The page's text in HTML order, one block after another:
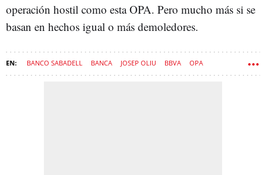
operación hostil como esta OPA. Pero mucho más si se
basan en hechos igual o más demoledores.
BANCO SABADELL BANCA JOSEP OLIU BBVA OPA